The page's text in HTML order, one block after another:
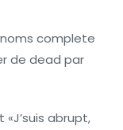
complete
de dead par
abrupt,